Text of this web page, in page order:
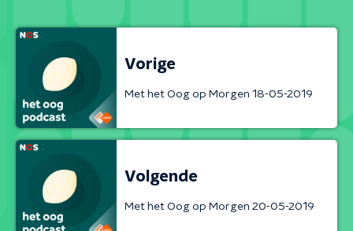
Vorige
Met het Oog op Morgen 18-05-2019
Volgende
Met het Oog op Morgen 20-05-2019